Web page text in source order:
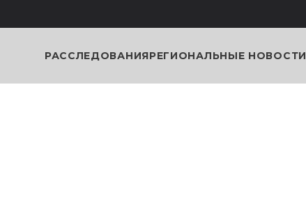
РАССЛЕДОВАНИЯРЕГИОНАЛЬНЫЕ НОВОСТИ